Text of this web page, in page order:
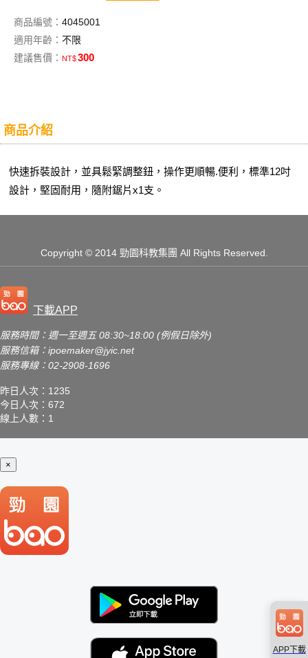
商品編號： 4045001
適用年齡： 不限
建議售價： NT$300
商品介紹
快速拆裝設計，並具鬆緊調整鈕，操作更順暢.便利，標準12吋
設計，堅固耐用，隨附鋸片x1支。
Copyright© 2014 勁園科教集團 All Rights Reserved.
下載APP
服務時間：週一至週五 08:30~18:00 (例假日除外)
服務信箱： ipoemaker@jyic.net
服務專線：02-2908-1696
昨日人次：1235
今日人次：672
線上人數：1
×
APP下載